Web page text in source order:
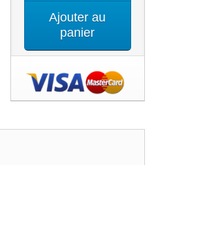
Ajouter au
panier